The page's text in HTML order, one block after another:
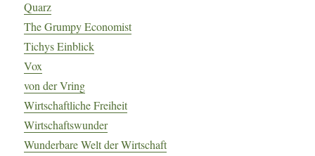
Quarz
The Grumpy Economist
Tichys Einblick
Vox
von der Vring
Wirtschaftliche Freiheit
Wirtschaftswunder
Wunderbare Welt der Wirtschaft